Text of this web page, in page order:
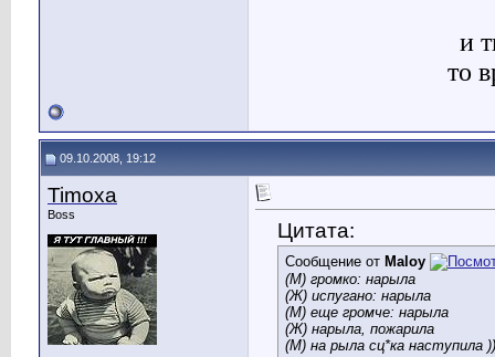
и
то
09.10.2008, 19:12
Timoxa
Boss
Цитата:
Сообщение от Maloy
(М) громко: нарыла
(Ж) испугано: нарыла
(М) еще громче: нарыла
(Ж) нарыла, пожарила
(М) на рыла сц*ка наступила